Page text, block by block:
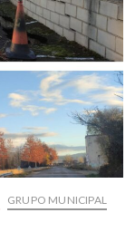
GRUPO MUNICIPAL